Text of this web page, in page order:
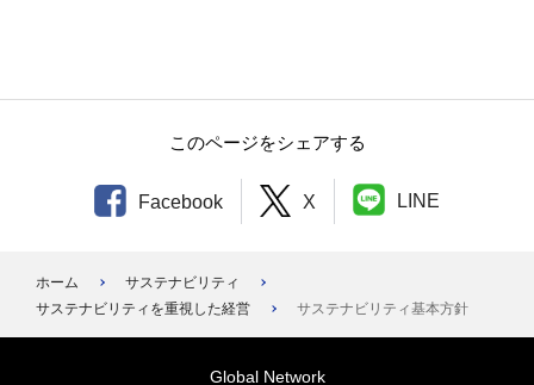
このページをシェアする
Facebook X LINE
ホーム
サステナビリティ
サステナビリティを重視した経営
サステナビリティ基本方針
Global Network